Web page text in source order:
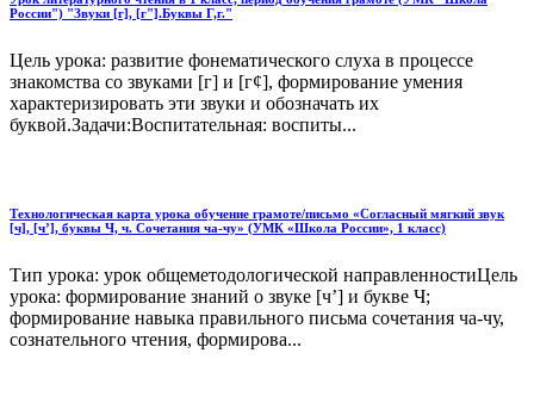
России") "Звуки [г], [г"].Буквы Г,г."
Цель урока: развитие фонематического слуха в процессе
знакомства со звуками [г] и [г¢], формирование умения
характеризировать эти звуки и обозначать их
буквой.Задачи:Воспитательная: воспиты...
Технологическая карта урока обучение грамоте/письмо «Согласный мягкий звук
[ч], [ч’], буквы Ч, ч. Сочетания ча-чу» (УМК «Школа России», 1 класс)
Тип урока: урок общеметодологической направленностиЦель
урока: формирование знаний о звуке [ч’] и букве Ч;
формирование навыка правильного письма сочетания ча-чу,
сознательного чтения, формирова...